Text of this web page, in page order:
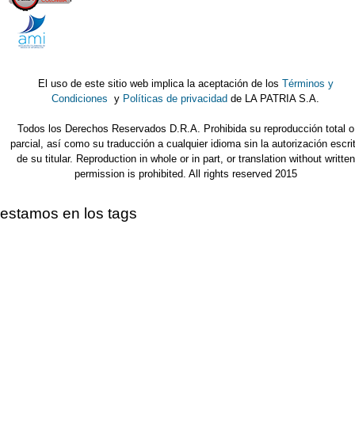
El uso de este sitio web implica la aceptación de los Términos y
Condiciones y Políticas de privacidad de LA PATRIA S.A.
Todos los Derechos Reservados D.R.A. Prohibida su reproducción total o
parcial, así como su traducción a cualquier idioma sin la autorización
de su titular. Reproduction in whole or in part, or translation without written
permission is prohibited. All rights reserved 2015
estamos en los tags